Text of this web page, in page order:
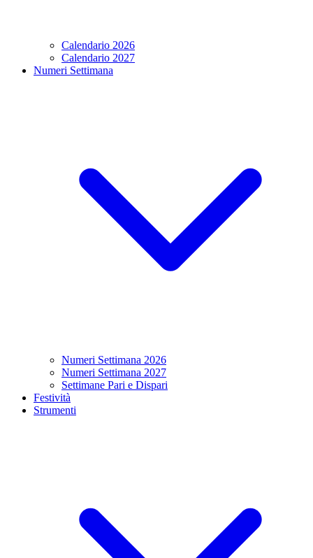
Calendario 2026
Calendario 2027
Numeri Settimana
Numeri Settimana 2026
Numeri Settimana 2027
Settimane Pari e Dispari
Festività
Strumenti